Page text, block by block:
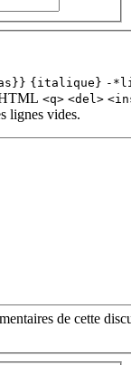
{italique} -
<q> <del>
lignes vides.
de cette